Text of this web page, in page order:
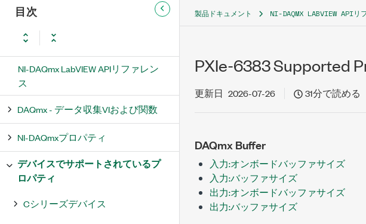
目次
NI-DAQmx LabVIEW APIリファレン
ス
DAQmx - データ収集VIおよび関数
NI-DAQmxプロパティ
デバイスでサポートされているプ
ロパティ
Cシリーズデバイス
製品ドキュメント NI-DAQMX LABVIEW APIリ
PXIe-6383 Supported
更新日 2026-07-26 31分で読める
DAQmx Buffer
入力:オンボードバッファサイズ
入力:バッファサイズ
出力:オンボードバッファサイズ
出力:バッファサイズ